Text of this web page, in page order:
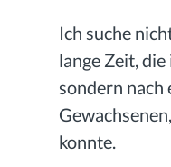
Ich suche
lange Zeit,
sondern nach
konnte.